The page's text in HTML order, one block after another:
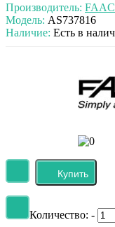
Производитель: FAAC
Модель: AS737816
Наличие: Есть в
Количество: -